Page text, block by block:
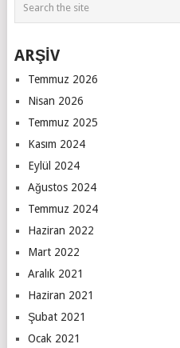
ARŞİV
Temmuz 2026
Nisan 2026
Temmuz 2025
Kasım 2024
Eylül 2024
Ağustos 2024
Temmuz 2024
Haziran 2022
Mart 2022
Aralık 2021
Haziran 2021
Şubat 2021
Ocak 2021